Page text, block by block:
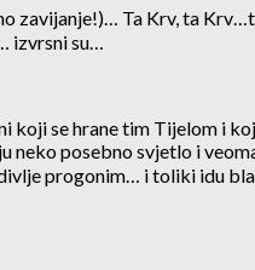
zavijanje!)… Ta Krv, ta
izvrsni su…
koji se hrane tim Tijelom i
neko posebno svjetlo i
progonim… i toliki idu